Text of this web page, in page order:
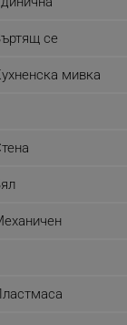
се
мивка
rlv_h_fbp
rlv_g
rlv_s
rlv_e